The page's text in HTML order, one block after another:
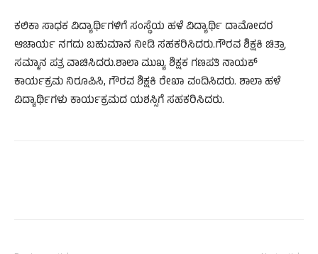
ಕಲಿಕಾ ಸಾಧಕ ವಿದ್ಯಾರ್ಥಿಗಳಿಗೆ ಸಂಸ್ಥೆಯ ಹಳೆ ವಿದ್ಯಾರ್ಥಿ ದಾಮೋದರ
ಆಚಾರ್ಯ ನಗದು ಬಹುಮಾನ ನೀಡಿ ಸಹಕರಿಸಿದರು.ಗೌರವ ಶಿಕ್ಷಕಿ ಚಿತ್ರಾ
ಸಮ್ಮಾನ ಪತ್ರ ವಾಚಿಸಿದರು.ಶಾಲಾ ಮುಖ್ಯ ಶಿಕ್ಷಕ ಗಣಪತಿ ನಾಯಕ್
ಕಾರ್ಯಕ್ರಮ ನಿರೂಪಿಸಿ, ಗೌರವ ಶಿಕ್ಷಕಿ ರೇಖಾ ವಂದಿಸಿದರು. ಶಾಲಾ ಹಳೆ
ವಿದ್ಯಾರ್ಥಿಗಳು ಕಾರ್ಯಕ್ರಮದ ಯಶಸ್ಸಿಗೆ ಸಹಕರಿಸಿದರು.